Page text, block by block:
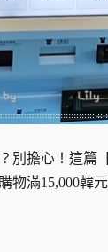
別擔心！這篇
物滿15,000韓